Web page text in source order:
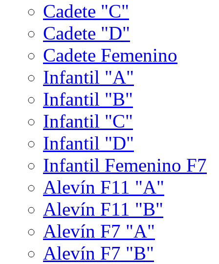
Cadete "C"
Cadete "D"
Cadete Femenino
Infantil "A"
Infantil "B"
Infantil "C"
Infantil "D"
Infantil Femenino F7
Alevín F11 "A"
Alevín F11 "B"
Alevín F7 "A"
Alevín F7 "B"